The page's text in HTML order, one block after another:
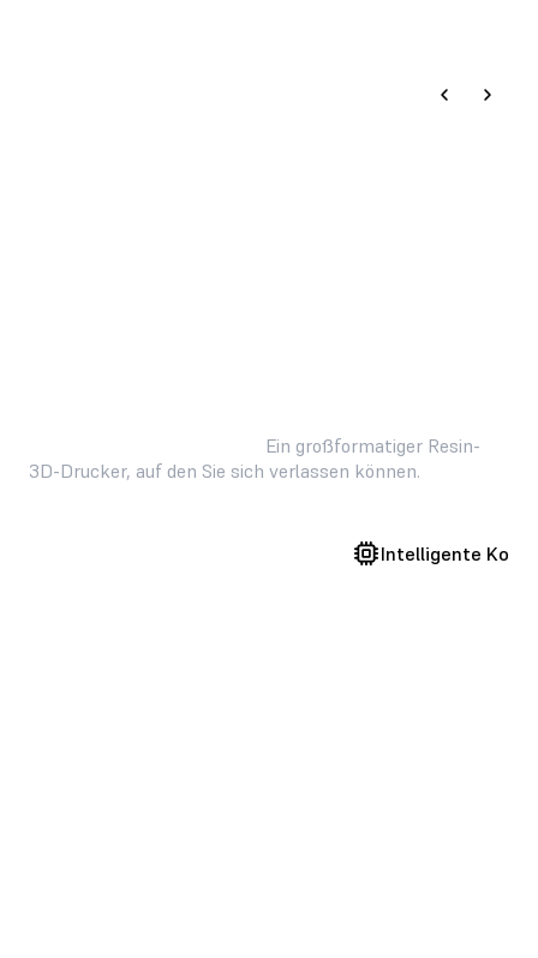
Ein großformatiger Resin-
3D-Drucker, auf den Sie sich verlassen können.
Intelligente